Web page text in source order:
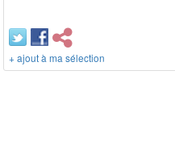
+ ajout à ma sélection